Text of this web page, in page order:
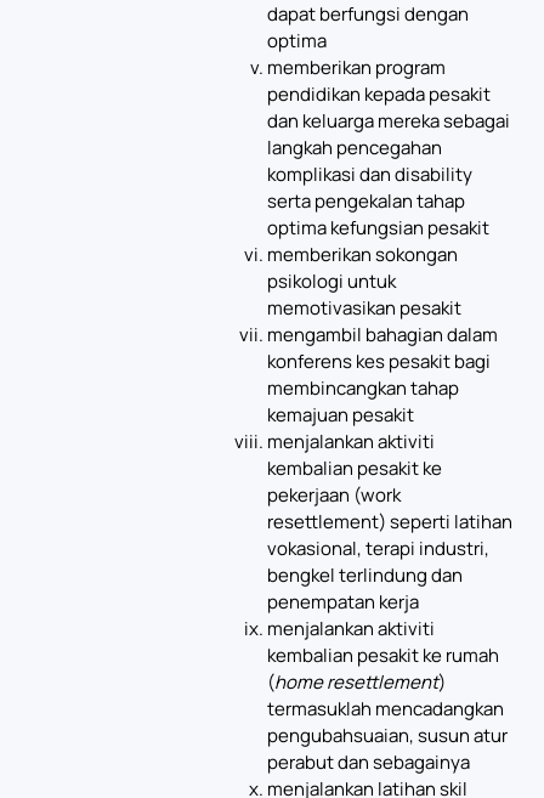
dapat berfungsi dengan
optima
memberikan program
pendidikan kepada pesakit
dan keluarga mereka sebagai
langkah pencegahan
komplikasi dan disability
serta pengekalan tahap
optima kefungsian pesakit
memberikan sokongan
psikologi untuk
memotivasikan pesakit
mengambil bahagian dalam
konferens kes pesakit bagi
membincangkan tahap
kemajuan pesakit
menjalankan aktiviti
kembalian pesakit ke
pekerjaan (work
resettlement) seperti latihan
vokasional, terapi industri,
bengkel terlindung dan
penempatan kerja
menjalankan aktiviti
kembalian pesakit ke rumah
(home resettlement)
termasuklah mencadangkan
pengubahsuaian, susun atur
perabut dan sebagainya
menjalankan latihan skil